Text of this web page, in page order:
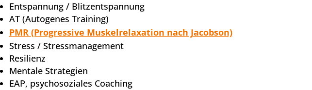
Entspannung / Blitzentspannung
AT (Autogenes Training)
PMR (Progressive Muskelrelaxation nach Jacobson)
Stress / Stressmanagement
Resilienz
Mentale Strategien
EAP, psychosoziales Coaching